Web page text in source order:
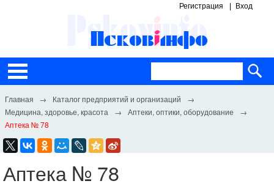
Регистрация Вход
Каталог предприятий и организаций
Медицина, здоровье, красота
Аптеки, оптики, оборудование
Аптека № 78
Аптека № 78